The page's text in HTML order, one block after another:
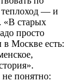
теплоход — и
«В старых
просто
в Москве есть:
понятно: